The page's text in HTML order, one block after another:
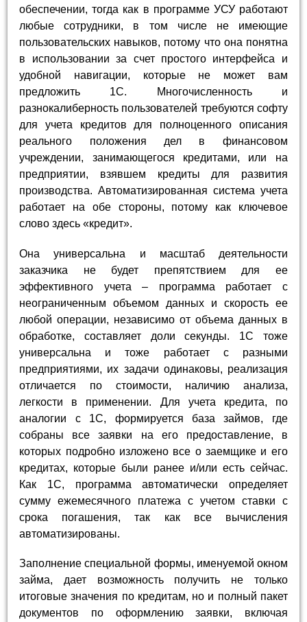
обеспечении, тогда как в программе УСУ работают
любые сотрудники, в том числе не имеющие
пользовательских навыков, потому что она понятна
в использовании за счет простого интерфейса и
удобной навигации, которые не может вам
предложить 1С. Многочисленность и
разнокалиберность пользователей требуются софту
для учета кредитов для полноценного описания
реального положения дел в финансовом
учреждении, занимающегося кредитами, или на
предприятии, взявшем кредиты для развития
производства. Автоматизированная система учета
работает на обе стороны, потому как ключевое
слово здесь «кредит».
Она универсальна и масштаб деятельности
заказчика не будет препятствием для ее
эффективного учета – программа работает с
неограниченным объемом данных и скорость ее
любой операции, независимо от объема данных в
обработке, составляет доли секунды. 1С тоже
универсальна и тоже работает с разными
предприятиями, их задачи одинаковы, реализация
отличается по стоимости, наличию анализа,
легкости в применении. Для учета кредита, по
аналогии с 1С, формируется база займов, где
собраны все заявки на его предоставление, в
которых подробно изложено все о заемщике и его
кредитах, которые были ранее и/или есть сейчас.
Как 1С, программа автоматически определяет
сумму ежемесячного платежа с учетом ставки с
срока погашения, так как все вычисления
автоматизированы.
Заполнение специальной формы, именуемой окном
займа, дает возможность получить не только
итоговые значения по кредитам, но и полный пакет
документов по оформлению заявки, включая